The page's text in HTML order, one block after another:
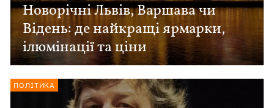
Новорічні Львів, Варшава чи
Відень: де найкращі ярмарки,
ілюмінації та ціни
ПОЛІТИКА